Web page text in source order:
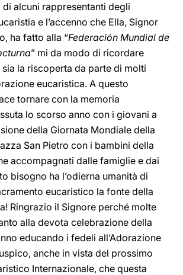
alcuni rappresentanti degli
e l’accenno che Ella, Signor
ha fatto alla “Federación Mundial de
” mi da modo di ricordare
la riscoperta da parte di molti
eucaristica. A questo
tornare con la memoria
lo scorso anno con i giovani a
della Giornata Mondiale della
San Pietro con i bambini della
accompagnati dalle famiglie e dai
bisogno ha l’odierna umanità di
eucaristico la fonte della
Ringrazio il Signore perché molte
alla devota celebrazione della
educando i fedeli all’Adorazione
anche in vista del prossimo
Internazionale, che questa